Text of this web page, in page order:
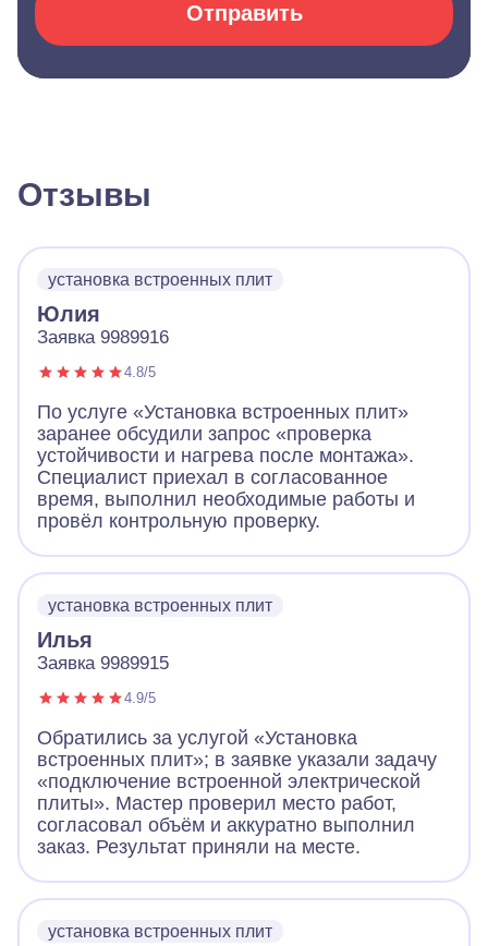
Отправить
Отзывы
установка встроенных плит
Юлия
Заявка 9989916
4.8/5
По услуге «Установка встроенных плит»
заранее обсудили запрос «проверка
устойчивости и нагрева после монтажа».
Специалист приехал в согласованное
время, выполнил необходимые работы и
провёл контрольную проверку.
установка встроенных плит
Илья
Заявка 9989915
4.9/5
Обратились за услугой «Установка
встроенных плит»; в заявке указали задачу
«подключение встроенной электрической
плиты». Мастер проверил место работ,
согласовал объём и аккуратно выполнил
заказ. Результат приняли на месте.
установка встроенных плит